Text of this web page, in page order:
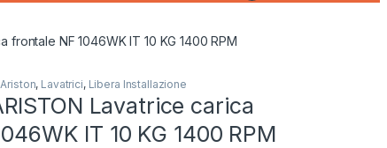
frontale NF 1046WK IT 10 KG 1400 RPM
, Lavatrici, Libera Installazione
Lavatrice carica
IT 10 KG 1400 RPM